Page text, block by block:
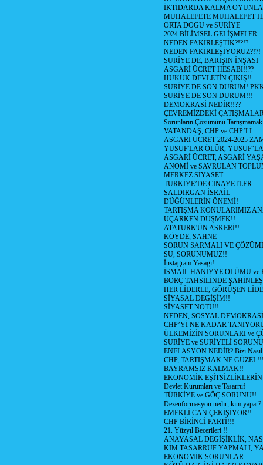
İKTİDARDA KALMA
MUHALEFETE MUHALEFET
ORTA DOGU ve SURİYE
2024 BİLİMSEL GELİŞMELER
NEDEN FAKİRLEŞTİK?!?!?
NEDEN FAKİRLEŞİYORUZ?!?!
SURİYE DE, BARIŞIN İNŞASI
ASGARİ ÜCRET HESABI!!??
HUKUK DEVLETİN ÇIKIŞ!!
SURİYE DE SON DURUM!
SURİYE DE SON DURUM!!!
DEMOKRASİ NEDİR!!??
ÇEVREMİZDEKİ
Sorunların Çözümünü
VATANDAŞ, CHP ve CHP’Lİ
ASGARİ ÜCRET 2024-2025
YUSUF'LAR ÖLÜR,
ASGARİ ÜCRET, ASGARİ
ANOMİ ve SAVRULAN
MERKEZ SİYASET
TÜRKİYE’DE CİNAYETLER
SALDIRGAN İSRAİL
DÜĞÜNLERİN ÖNEMİ!
TARTIŞMA KONULARIMIZ
UÇARKEN DÜŞMEK!!
ATATÜRK'ÜN ASKERİ!!
KÖYDE, SAHNE
SORUN SARMALI VE
SU, SORUNUMUZ!!
İnstagram Yasagı!
İSMAİL HANİYYE ÖLÜMÜ ve
BORÇ TAHSİLİNDE
HER LİDERLE, GÖRÜŞEN
SİYASAL DEGİŞİM!!
SİYASET NOTU!!
NEDEN, SOSYAL
CHP’Yİ NE KADAR
ÜLKEMİZİN SORUNLARI ve
SURİYE ve SURİYELİ
ENFLASYON NEDİR? Bizi
CHP, TARTIŞMAK NE
BAYRAMSIZ KALMAK!!
EKONOMİK
Devlet Kurumları ve Tasarruf
TÜRKİYE ve GÖÇ SORUNU!!
Dezenformasyon nedir, kim yapar?
EMEKLİ CAN ÇEKİŞİYOR!!
CHP BİRİNCİ PARTİ!!!
21. Yüzyıl Becerileri !!
ANAYASAL DEGİŞİKLİK,
KİM TASARRUF YAPMALI,
EKONOMİK SORUNLAR